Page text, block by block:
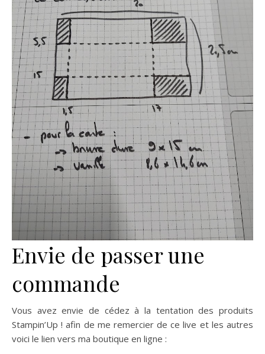
Envie de passer une
commande
Vous avez envie de cédez à la tentation des produits
Stampin’Up ! afin de me remercier de ce live et les autres
voici le lien vers ma boutique en ligne :